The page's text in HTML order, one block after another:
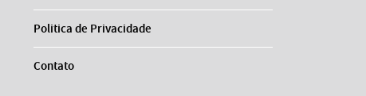
Politica de Privacidade
Contato